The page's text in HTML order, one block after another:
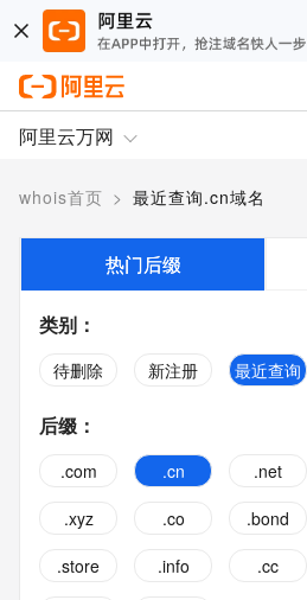
阿里云万网
whois首页 > 最近查询.cn域名
热门后缀
类别 ：
待删除 新注册 最近查询
后缀 ：
.com .cn .net
.xyz
.co .bond
.store
.info .cc